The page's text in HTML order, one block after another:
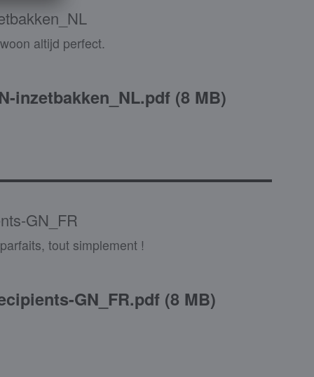
altijd perfect.
inzetbakken_NL.pdf(8 MB)
GN_FR
tout simplement !
GN_FR.pdf(8 MB)